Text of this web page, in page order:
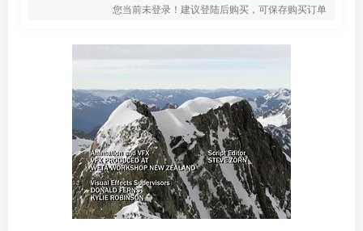
您当前未登录！建议登陆后购买，可保存购买订单